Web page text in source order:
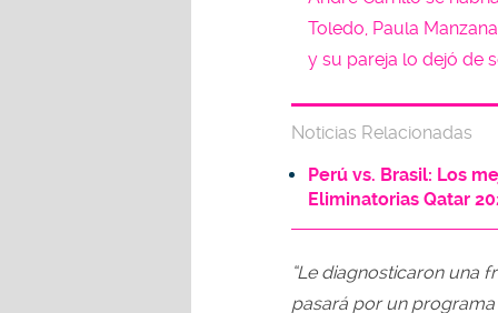
Toledo, Paula
y su pareja lo dejó de
Noticias Relacionadas
Perú vs. Brasil: Los
Eliminatorias Qatar
“Le diagnosticaron una
pasará por un